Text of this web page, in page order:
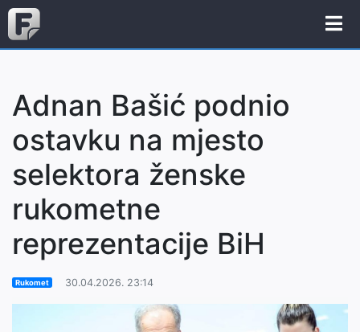
Adnan Bašić podnio
ostavku na mjesto
selektora ženske
rukometne
reprezentacije BiH
Rukomet 30.04.2026. 23:14